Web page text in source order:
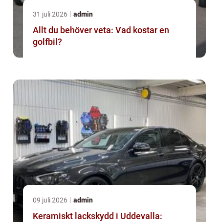
31 juli 2026 admin
Allt du behöver veta: Vad kostar en
golfbil?
09 juli 2026 admin
Keramiskt lackskydd i Uddevalla: